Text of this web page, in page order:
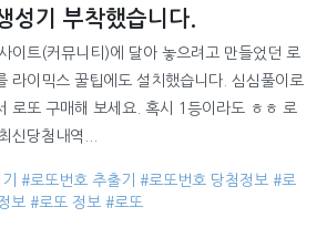
성기 부착했습니다.
이트(커뮤니티)에 달아 놓으려고 만들었던 로
라이믹스 꿀팁에도 설치했습니다. 심심풀이로
로또 구매해 보세요. 혹시 1등이라도 ㅎㅎ 로
신당첨내역...
#로또번호 추출기 #로또번호 당첨정보 #로
보 #로또 정보 #로또